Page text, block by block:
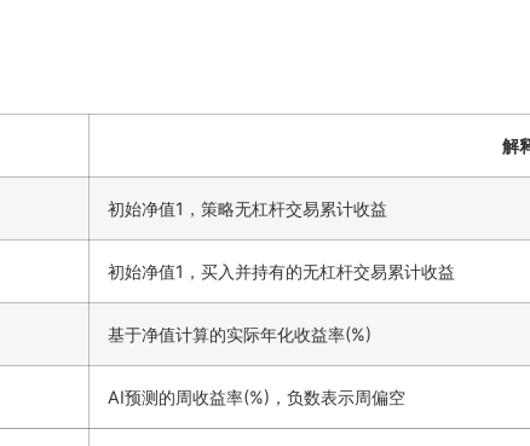
解
初始净值1，策略无杠杆交易累计收益
初始净值1，买入并持有的无杠杆交易累计收益
基于净值计算的实际年化收益率(%)
AI预测的周收益率(%)，负数表示周偏空